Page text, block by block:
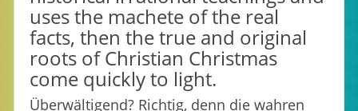
uses the machete of the real
facts, then the true and original
roots of Christian Christmas
come quickly to light.
Überwältigend? Richtig, denn die wahren